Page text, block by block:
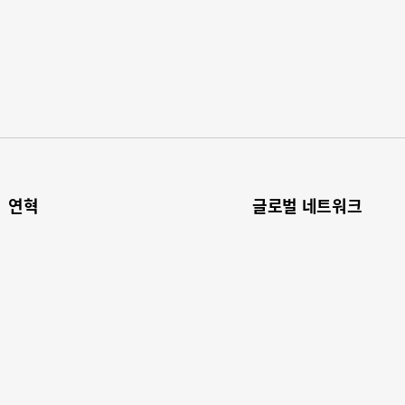
연혁​ 글로벌 네트워크​